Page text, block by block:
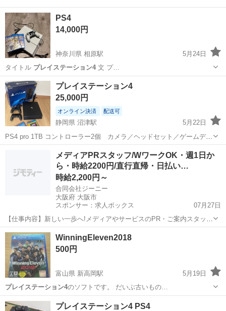
PS4
14,000円
神奈川県 相原駅
5月24日
タイトル プレイステーション4 文 プ…
神奈川 相模原市 相原駅
プレイステーション4
プレイステーション4
25,000円
オンライン決済 配送可
静岡県 沼津駅
5月22日
PS4 pro 1TB コントローラー2個 カメラ／ヘッドセット／ゲームディ
スク2個 /HDMEケーブル／パワーケーブルフルセット
沼津駅 テレビゲーム
プレイステーション4
メディアPRスタッフ/WワークOK・週1日か
ら・時給2200円/直行直帰・日払い…
時給2,200円～
合同会社ジーニー
大阪府 大阪市
スポンサー：求人ボックス
07月27日
【仕事内容】新しい一歩へ!メディアやサービスのPR・ご案内スタッフ
のお仕事! 「本業や予定と両立しながら、新しい収入源をつくりたい
」 「週1日から始めて、自分に合う働き方を見つけたい 」 そんな想い
を、合同会社ジーニーがしっかり...
アルバイト・パート / 業務委託
WinningEleven2018
500円
富山県 新高岡駅
5月19日
プレイステーション4のソフトです。 だいぶ古いもの…
富山 高岡市 新高岡駅
プレイステーション4 PS4